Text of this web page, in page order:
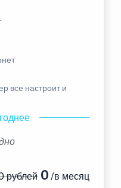
все настроит и
рублей0 /в месяц